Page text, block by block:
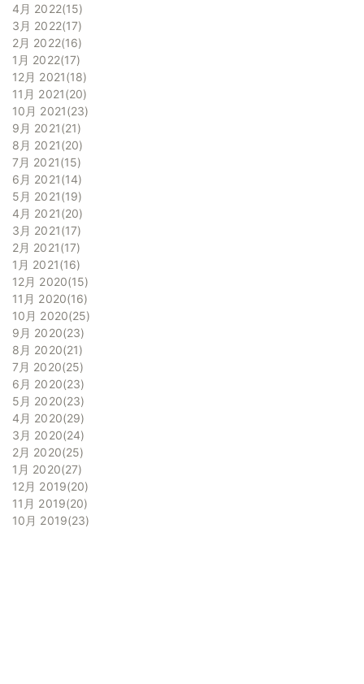
4月 2022 15
3月 2022 17
2月 2022 16
1月 2022 17
12月 2021 18
11月 2021 20
10月 2021 23
9月 2021 21
8月 2021 20
7月 2021 15
6月 2021 14
5月 2021 19
4月 2021 20
3月 2021 17
2月 2021 17
1月 2021 16
12月 2020 15
11月 2020 16
10月 2020 25
9月 2020 23
8月 2020 21
7月 2020 25
6月 2020 23
5月 2020 23
4月 2020 29
3月 2020 24
2月 2020 25
1月 2020 27
12月 2019 20
11月 2019 20
10月 2019 23